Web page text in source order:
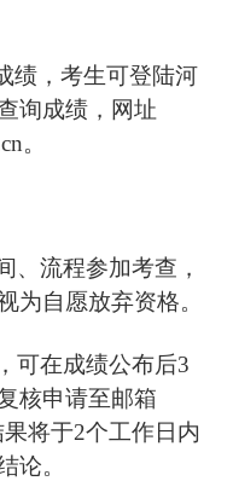
绩，考生可登陆河
询成绩，网址
。
、流程参加考查，
为自愿放弃资格。
可在成绩公布后3
核申请至邮箱
果将于2个工作日内
论。